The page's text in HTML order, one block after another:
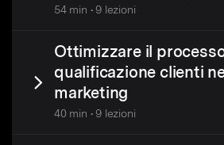
54 min • 9 lezioni
Ottimizzare il
qualificazione clienti
marketing
40 min • 9 lezioni